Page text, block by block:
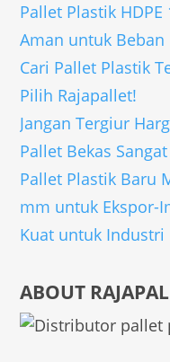
Pallet Plastik
Aman untuk Beban
Cari Pallet Plastik
Pilih Rajapallet!
Jangan Tergiur
Pallet Bekas
Pallet Plastik Baru
mm untuk Ekspor-
Kuat untuk Industri
ABOUT